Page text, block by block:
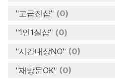
"고급진샵" (0)
"1인1실샵" (0)
"시간내상NO" (0)
"재방문OK" (0)